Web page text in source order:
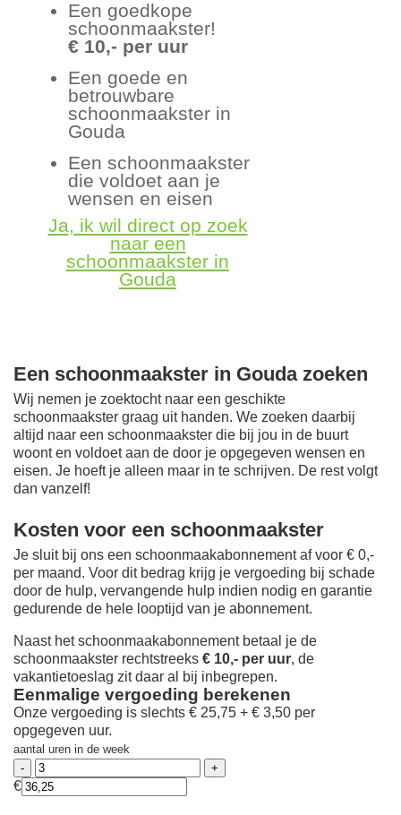
Een goedkope
schoonmaakster!
€ 10,- per uur
Een goede en
betrouwbare
schoonmaakster in
Gouda
Een schoonmaakster
die voldoet aan je
wensen en eisen
Ja, ik wil direct op zoek
naar een
schoonmaakster in
Gouda
Een schoonmaakster in Gouda zoeken
Wij nemen je zoektocht naar een geschikte
schoonmaakster graag uit handen. We zoeken daarbij
altijd naar een schoonmaakster die bij jou in de buurt
woont en voldoet aan de door je opgegeven wensen en
eisen. Je hoeft je alleen maar in te schrijven. De rest volgt
dan vanzelf!
Kosten voor een schoonmaakster
Je sluit bij ons een schoonmaakabonnement af voor € 0,-
per maand. Voor dit bedrag krijg je vergoeding bij schade
door de hulp, vervangende hulp indien nodig en garantie
gedurende de hele looptijd van je abonnement.
Naast het schoonmaakabonnement betaal je de
schoonmaakster rechtstreeks € 10,- per uur, de
vakantietoeslag zit daar al bij inbegrepen.
Eenmalige vergoeding berekenen
Onze vergoeding is slechts € 25,75 + € 3,50 per
opgegeven uur.
aantal uren in de week
€